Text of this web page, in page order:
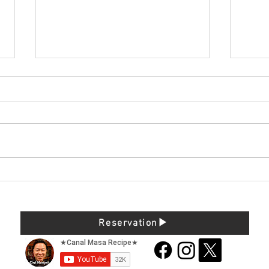
予約時間と料理提供変更のお
”パ
Reservation▶︎